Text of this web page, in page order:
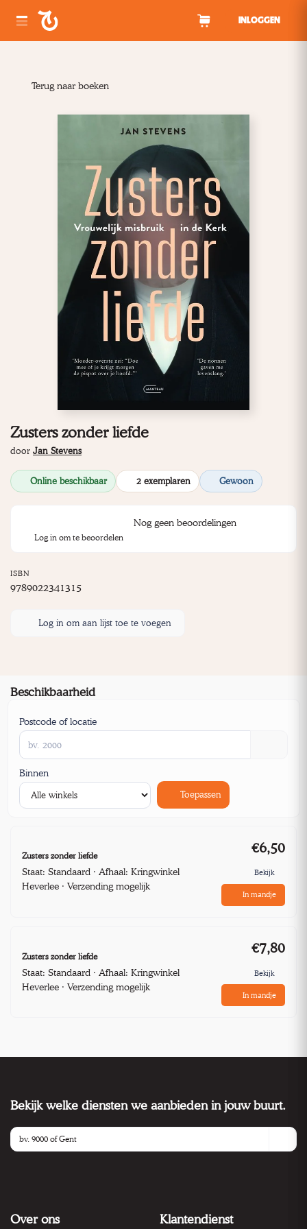
INLOGGEN
Terug naar boeken
Zusters zonder liefde
door Jan Stevens
Online beschikbaar 2 exemplaren Gewoon
Nog geen beoordelingen
Log in om te beoordelen
ISBN
9789022341315
Log in om aan lijst toe te voegen
Beschikbaarheid
Postcode of locatie
Binnen
Toepassen
Zusters zonder liefde
Staat: Standaard · Afhaal: Kringwinkel
Heverlee · Verzending mogelijk
€6,50
Bekijk
In mandje
Zusters zonder liefde
Staat: Standaard · Afhaal: Kringwinkel
Heverlee · Verzending mogelijk
€7,80
Bekijk
In mandje
Bekijk welke diensten we aanbieden in jouw buurt.
Over ons Klantendienst